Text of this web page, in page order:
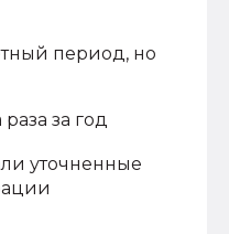
период, но
за год
уточненные